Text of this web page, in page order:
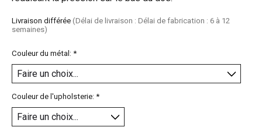
Livraison différée (Délai de livraison : Délai de fabrication : 6 à 12
semaines)
Couleur du métal: *
Couleur de l'upholsterie: *